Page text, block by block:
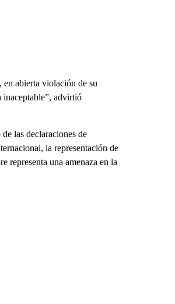
abierta violación de su
inaceptable”, advirtió
las declaraciones de
la representación de
representa una amenaza en la